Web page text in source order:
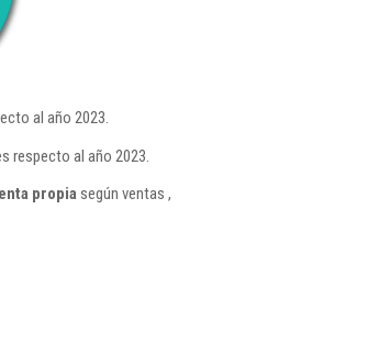
al año 2023.
respecto al año 2023.
propiasegún ventas ,